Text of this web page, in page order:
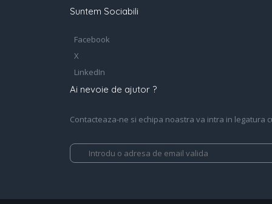
Suntem Sociabili
Facebook
X
LinkedIn
Ai nevoie de ajutor ?
Contacteaza-ne si echipa noastra va intra in legatura